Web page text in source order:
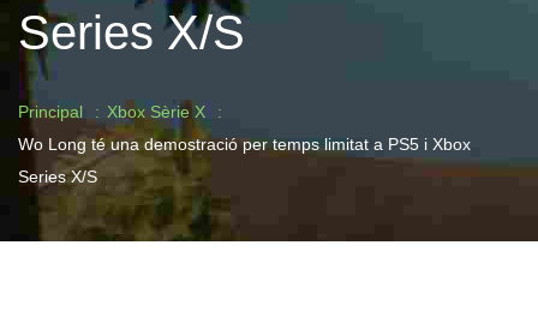
Series X/S
Principal
Xbox Sèrie X
Wo Long té una demostració per temps limitat a PS5 i Xbox
Series X/S